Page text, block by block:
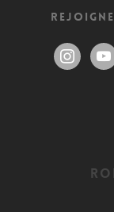
instagram